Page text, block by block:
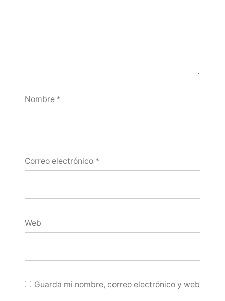
Nombre *
Correo electrónico *
Web
Guarda mi nombre, correo electrónico y web